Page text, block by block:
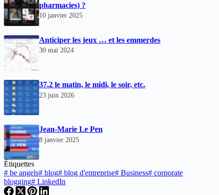
pharmacies) ?
10 janvier 2025
Anticiper les jeux … et les emmerdes
30 mai 2024
37.2 le matin, le midi, le soir, etc.
23 juin 2026
Jean-Marie Le Pen
8 janvier 2025
Étiquettes
# be angels# blog# blog d'entreprise# Business# corporate
blogging# LinkedIn